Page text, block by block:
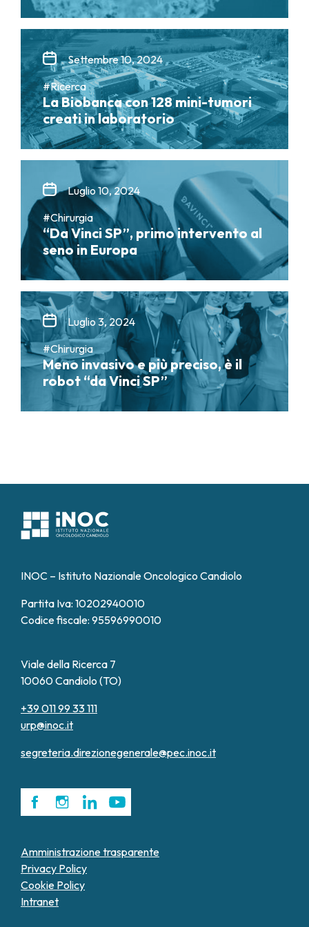
Settembre 10, 2024
#Ricerca
La Biobanca con 128 mini-tumori
creati in laboratorio
Luglio 10, 2024
#Chirurgia
“Da Vinci SP”, primo intervento al
seno in Europa
Luglio 3, 2024
#Chirurgia
Meno invasivo e più preciso, è il
robot “da Vinci SP”
INOC – Istituto Nazionale Oncologico Candiolo
Partita Iva: 10202940010
Codice fiscale: 95596990010
Viale della Ricerca 7
10060 Candiolo (TO)
+39 011 99 33 111
urp@inoc.it
segreteria.direzionegenerale@pec.inoc.it
Amministrazione trasparente
Privacy Policy
Cookie Policy
Intranet